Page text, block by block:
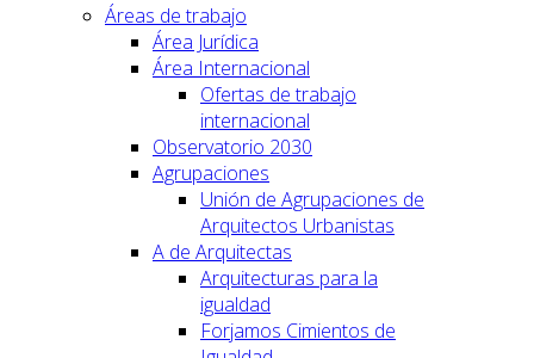
Áreas de trabajo
Área Jurídica
Área Internacional
Ofertas de trabajo
internacional
Observatorio 2030
Agrupaciones
Unión de Agrupaciones de
Arquitectos Urbanistas
A de Arquitectas
Arquitecturas para la
igualdad
Forjamos Cimientos de